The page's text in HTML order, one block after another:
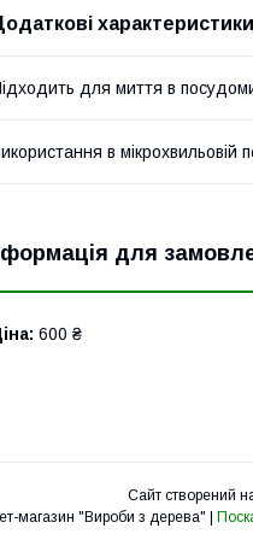
характеристики
для миття в
в мікрохвильовій
для
600 ₴
Сайт створений